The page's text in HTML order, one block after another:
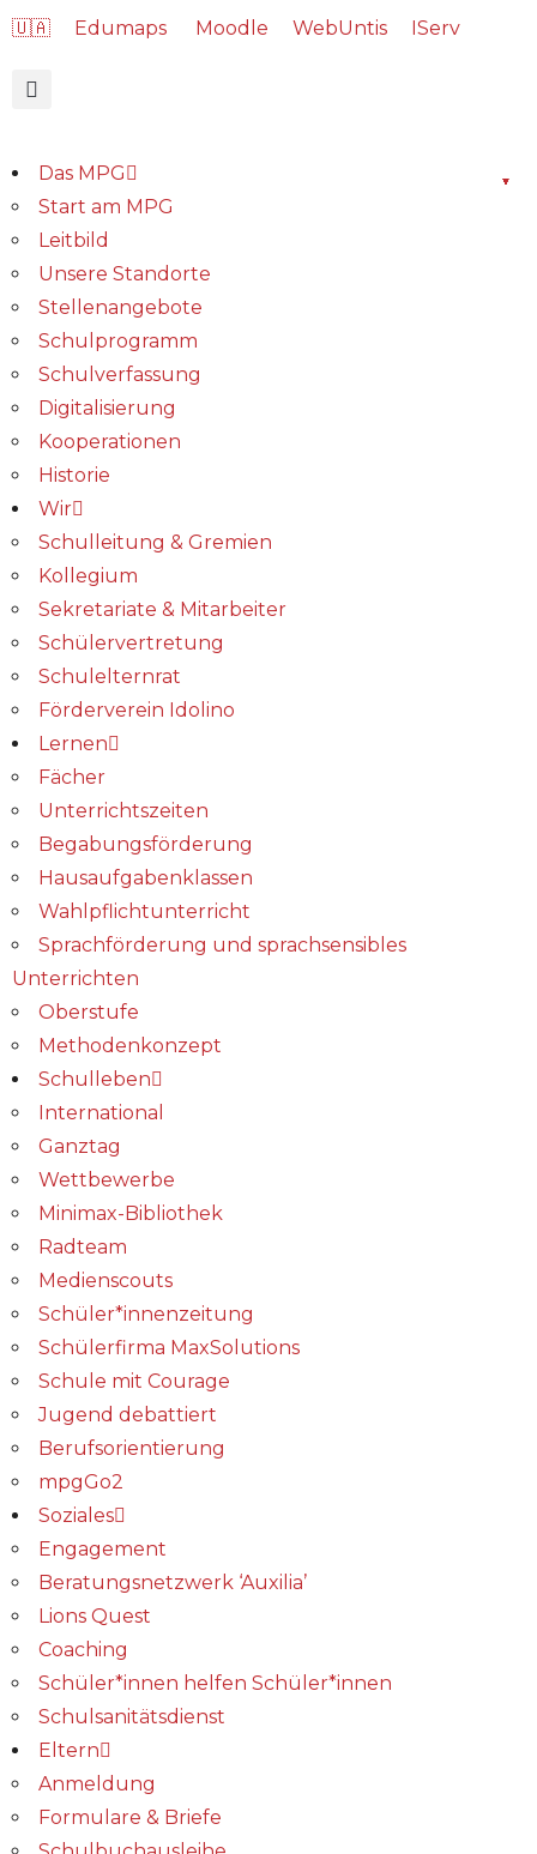
🇺🇦 Edumaps Moodle WebUntis IServ
Das MPG
Start am MPG
Leitbild
Unsere Standorte
Stellenangebote
Schulprogramm
Schulverfassung
Digitalisierung
Kooperationen
Historie
Wir
Schulleitung & Gremien
Kollegium
Sekretariate & Mitarbeiter
Schülervertretung
Schulelternrat
Förderverein Idolino
Lernen
Fächer
Unterrichtszeiten
Begabungs­förderung
Hausaufgabenklassen
Wahlpflichtunterricht
Sprachförderung und sprachsensibles
Unterrichten
Oberstufe
Methodenkonzept
Schulleben
International
Ganztag
Wettbewerbe
Minimax-Bibliothek​
Radteam
Medienscouts
Schüler*innenzeitung
Schülerfirma MaxSolutions
Schule mit Courage
Jugend debattiert
Berufsorientierung
mpgGo2
Soziales
Engagement
Beratungsnetzwerk ‘Auxilia’
Lions Quest
Coaching
Schüler*innen helfen Schüler*innen
Schulsanitätsdienst
Eltern
Anmeldung
Formulare & Briefe